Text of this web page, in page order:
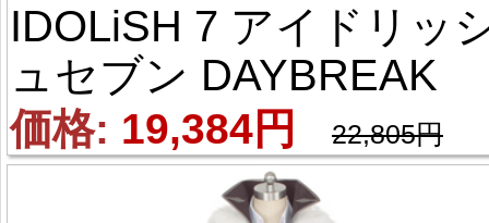
IDOLiSH 7 アイドリッ
ュセブン DAYBREAK
INTERLUDE 九条天（く
じょう てん） 風 コス
価格: 19,384円 22,805円